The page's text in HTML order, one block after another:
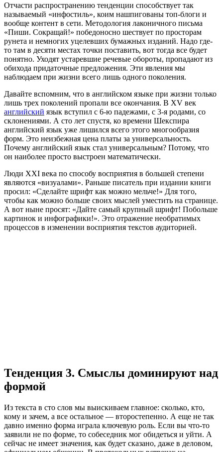
Отчасти распространению тенденции способствует так
называемый «инфостиль», коим нашпигованы топ-блоги и
вообще контент в сети. Методология лаконичного письма
«Пиши. Сокращай!» победоносно шествует по просторам
рунета и немногих уцелевших бумажных изданий. Надо где-
то там в десяти местах точки поставить, вот тогда все будет
понятно. Уходят устаревшие речевые обороты, пропадают из
обихода придаточные предложения. Эти явления мы
наблюдаем при жизни всего лишь одного поколения.
Давайте вспомним, что в английском языке при жизни только
лишь трех поколений пропали все окончания. В XV век
английский язык вступил с 6-ю падежами, с 3-я родами, со
склонениями. А сто лет спустя, ко времени Шекспира
английский язык уже лишился всего этого многообразия
форм. Это неизбежная цена платы за универсальность.
Почему английский язык стал универсальным? Потому, что
он наиболее просто выстроен математически.
Люди XXI века по способу восприятия в большей степени
являются «визуалами». Раньше писатель при издании книги
просил: «Сделайте шрифт как можно мельче!» Для того,
чтобы как можно больше своих мыслей уместить на странице.
А вот ныне просят: «Дайте самый крупный шрифт! Побольше
картинок и инфографики!». Это отражение необратимых
процессов в изменении восприятия текстов аудиторией.
Тенденция 3. Смыслы доминируют над
формой
Из текста в сто слов мы выискиваем главное: сколько, кто,
кому и зачем, а все остальное — второстепенно. А еще не так
давно именно форма играла ключевую роль. Если вы что-то
заявили не по форме, то собеседник мог обидеться и уйти. А
сейчас не имеет значения, как будет сказано, даже в деловом,